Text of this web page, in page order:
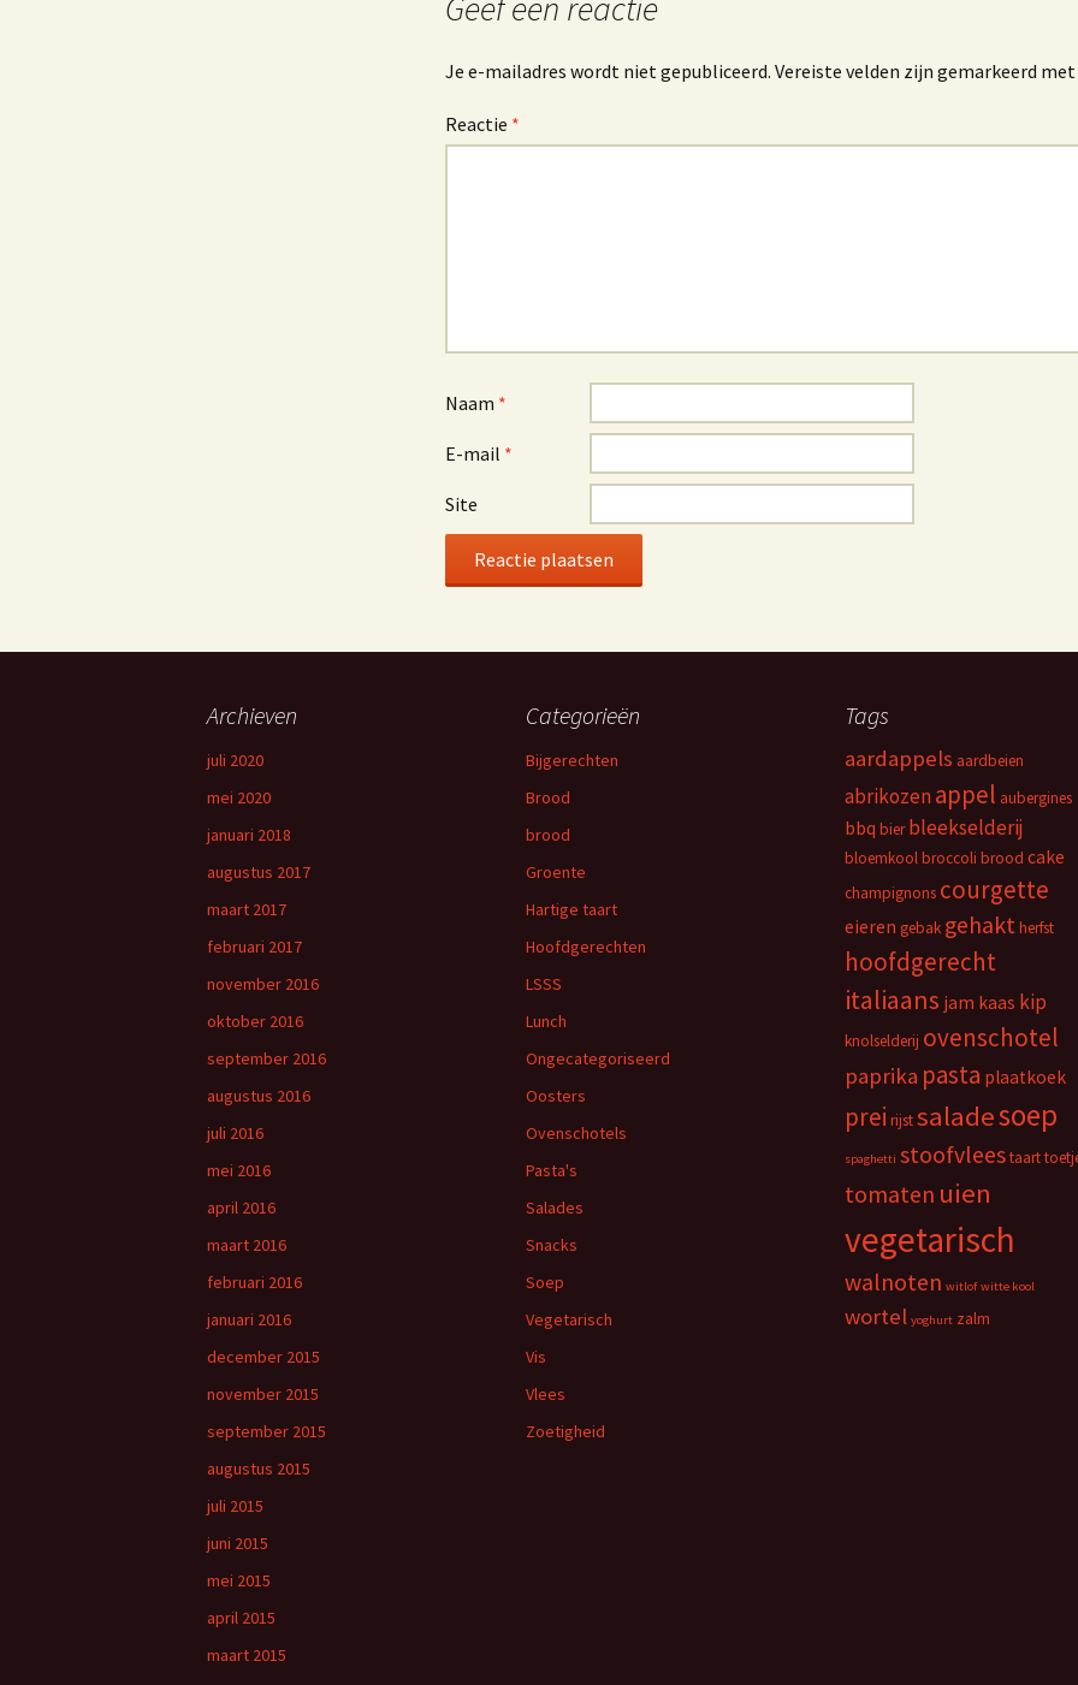
Je e-mailadres wordt niet gepubliceerd. Vereiste velden zijn gemarkeerd met
Reactie *
Naam *
E-mail *
Site
Archieven
juli 2020
mei 2020
januari 2018
augustus 2017
maart 2017
februari 2017
november 2016
oktober 2016
september 2016
augustus 2016
juli 2016
mei 2016
april 2016
maart 2016
februari 2016
januari 2016
december 2015
november 2015
september 2015
augustus 2015
juli 2015
juni 2015
mei 2015
april 2015
maart 2015
Categorieën
Bijgerechten
Brood
brood
Groente
Hartige taart
Hoofdgerechten
LSSS
Lunch
Ongecategoriseerd
Oosters
Ovenschotels
Pasta's
Salades
Snacks
Soep
Vegetarisch
Vis
Vlees
Zoetigheid
Tags
aardappels aardbeien
abrikozenappel aubergines
bbq bier bleekselderij
bloemkoolbroccoli brood cake
champignons courgette
eieren gebak gehaktherfst
hoofdgerecht
italiaans jam kaas kip
knolselderij ovenschotel
paprika pasta plaatkoek
prei rijstsaladesoep
spaghetti stoofvleestaart
tomaten uien
vegetarisch
walnoten witlof witte kool
wortel yoghurt zalm